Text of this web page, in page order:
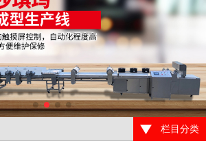
栏目分类